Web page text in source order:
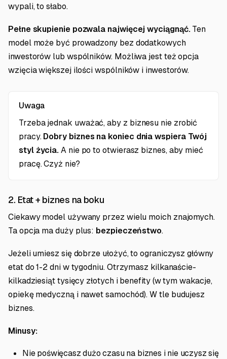
wypali, to słabo.
Pełne skupienie pozwala najwięcej wyciągnąć.Ten
model może być prowadzony bez dodatkowych
inwestorów lub wspólników. Możliwa jest też opcja
wzięcia większej ilości wspólników i inwestorów.
Uwaga
Trzeba jednak uważać, aby z biznesu nie zrobić
pracy.Dobry biznes na koniec dnia wspiera Twój
styl życia.A nie po to otwierasz biznes, aby mieć
pracę. Czyż nie?
2. Etat + biznes na boku
Ciekawy model używany przez wielu moich znajomych.
Ta opcja ma duży plus: bezpieczeństwo.
Jeżeli umiesz się dobrze ułożyć, to ograniczysz główny
etat do 1-2 dni w tygodniu. Otrzymasz kilkanaście-
kilkadziesiąt tysięcy złotych i benefity (w tym wakacje,
opiekę medyczną i nawet samochód). W tle budujesz
biznes.
Minusy:
Nie poświęcasz dużo czasu na biznes i nie uczysz się